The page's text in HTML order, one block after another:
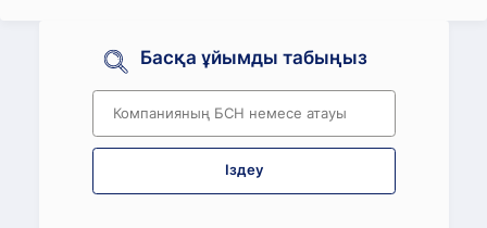
Басқа ұйымды табыңыз
Іздеу